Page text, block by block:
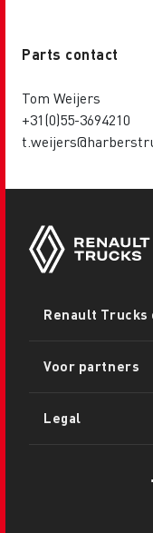
Parts contact
Tom Weijers
+31(0)55-3694210
menu
Renault
Voor partners
Legal